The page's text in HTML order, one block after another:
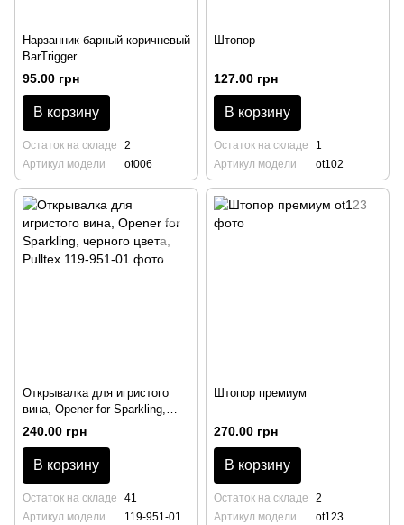
Нарзанник барный коричневый
BarTrigger
95.00 грн
В корзину
Остаток на складе
2
Артикул модели
ot006
Штопор
127.00 грн
В корзину
Остаток на складе
1
Артикул модели
ot102
Открывалка для игристого
вина, Opener for Sparkling,
черного цвета, Pulltex
240.00 грн
В корзину
Остаток на складе
41
Артикул модели
119-951-01
Штопор премиум
270.00 грн
В корзину
Остаток на складе
2
Артикул модели
ot123